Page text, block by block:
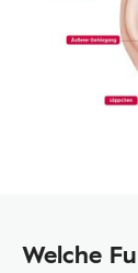
Welche